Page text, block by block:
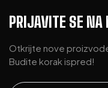
PRIJAVITE SE NA
Otkrijte nove
Budite korak ispred!